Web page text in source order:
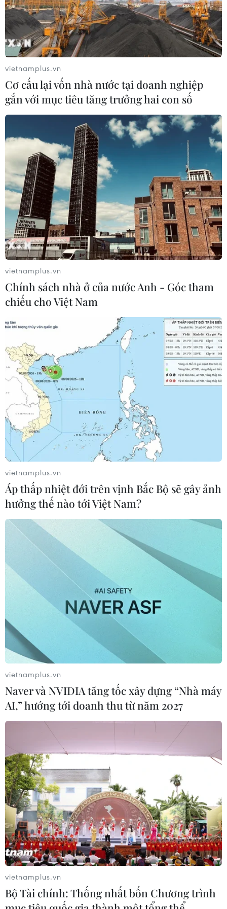
Vietnam Airlines tăng cường bay nội địa
và quốc tế cho mùa Hè 2023
14/03/2023 10:18
Hãng hàng không quốc gia VN có kế hoạch tăng tần
suất khai thác hàng loạt các đường bay nội địa và quốc
tế đồng thời tăng tải số ghế cung ứng nhằm đáp ứng
nhu cầu đi lại tăng cao trong dịp Hè tới đây.
vietnamplus.vn
Cơ cấu lại vốn nhà nước tại doanh nghiệp
gắn với mục tiêu tăng trưởng hai con số
vietnamplus.vn
Chính sách nhà ở của nước Anh - Góc tham
chiếu cho Việt Nam
vietnamplus.vn
Áp thấp nhiệt đới trên vịnh Bắc Bộ sẽ gây ảnh
hưởng thế nào tới Việt Nam?
vietnamplus.vn
Naver và NVIDIA tăng tốc xây dựng “Nhà máy
AI,” hướng tới doanh thu từ năm 2027
vietnamplus.vn
Bộ Tài chính: Thống nhất bốn Chương trình